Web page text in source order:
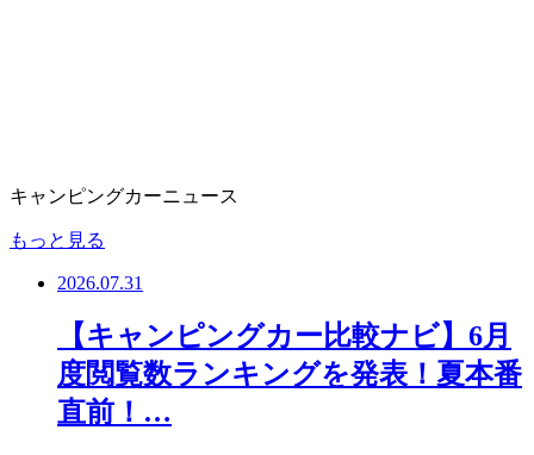
キャンピングカーニュース
もっと見る
2026.07.31
【キャンピングカー比較ナビ】6月
度閲覧数ランキングを発表！夏本番
直前！…